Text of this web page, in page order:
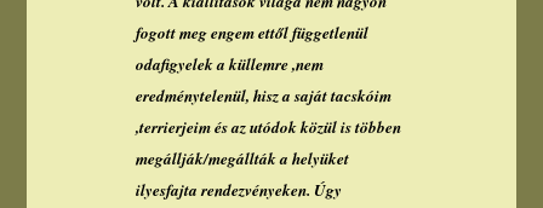
fogott meg engem ettől függetlenül
odafigyelek a küllemre ,nem
eredménytelenül, hisz a saját tacskóim
,terrierjeim és az utódok közül is többen
megállják/megállták a helyüket
ilyesfajta rendezvényeken. Úgy